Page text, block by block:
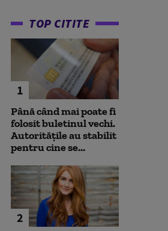
TOP CITITE
1
Până când mai poate fi
folosit buletinul vechi.
Autoritățile au stabilit
pentru cine se...
2